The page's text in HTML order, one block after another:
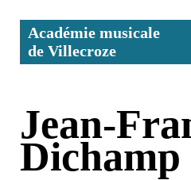
contenu.
Aller
à
personnels
Académie musicale
de Villecroze
Jean-
Dichamp